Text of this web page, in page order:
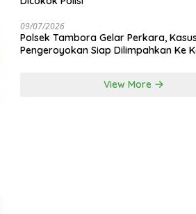
09/07/2026
Polsek Tambora Gelar Perkara, Kasus
Pengeroyokan Siap Dilimpahkan Ke
View More